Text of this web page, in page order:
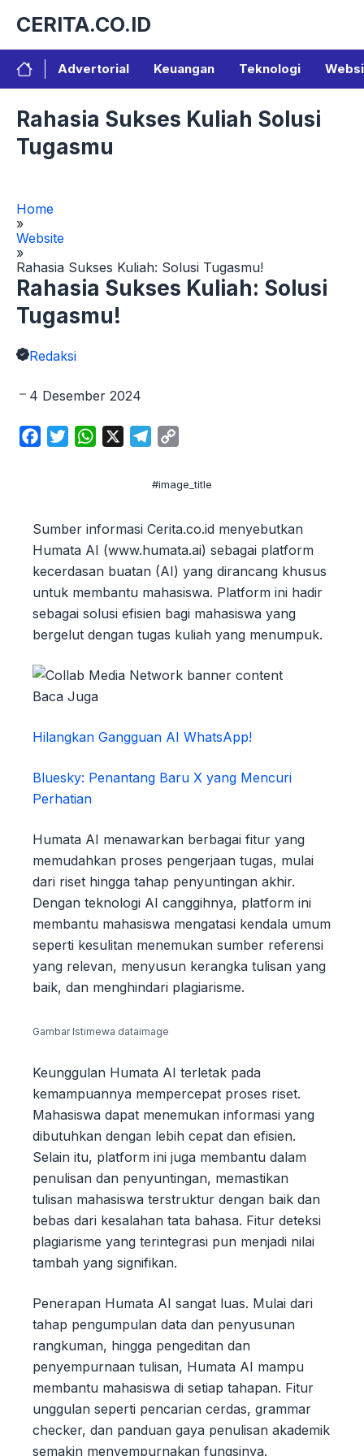
isi
CERITA.CO.ID
Advertorial Keuangan Teknologi
Rahasia Sukses Kuliah Solusi
Tugasmu
Home
»
Website
»
Rahasia Sukses Kuliah: Solusi Tugasmu!
Rahasia Sukses Kuliah: Solusi
Tugasmu!
Redaksi
4 Desember 2024
o
e
r
W
s
A
p
l
g
a
m
p
i
k
#image_title
Sumber informasi Cerita.co.id menyebutkan
Humata AI (www.humata.ai) sebagai platform
kecerdasan buatan (AI) yang dirancang khusus
untuk membantu mahasiswa. Platform ini hadir
sebagai solusi efisien bagi mahasiswa yang
bergelut dengan tugas kuliah yang menumpuk.
Baca Juga
Hilangkan Gangguan AI WhatsApp!
Bluesky: Penantang Baru X yang Mencuri
Perhatian
Humata AI menawarkan berbagai fitur yang
memudahkan proses pengerjaan tugas, mulai
dari riset hingga tahap penyuntingan akhir.
Dengan teknologi AI canggihnya, platform ini
membantu mahasiswa mengatasi kendala umum
seperti kesulitan menemukan sumber referensi
yang relevan, menyusun kerangka tulisan yang
baik, dan menghindari plagiarisme.
Gambar Istimewa dataimage
Keunggulan Humata AI terletak pada
kemampuannya mempercepat proses riset.
Mahasiswa dapat menemukan informasi yang
dibutuhkan dengan lebih cepat dan efisien.
Selain itu, platform ini juga membantu dalam
penulisan dan penyuntingan, memastikan
tulisan mahasiswa terstruktur dengan baik dan
bebas dari kesalahan tata bahasa. Fitur deteksi
plagiarisme yang terintegrasi pun menjadi nilai
tambah yang signifikan.
Penerapan Humata AI sangat luas. Mulai dari
tahap pengumpulan data dan penyusunan
rangkuman, hingga pengeditan dan
penyempurnaan tulisan, Humata AI mampu
membantu mahasiswa di setiap tahapan. Fitur
unggulan seperti pencarian cerdas, grammar
checker, dan panduan gaya penulisan akademik
semakin menyempurnakan fungsinya.